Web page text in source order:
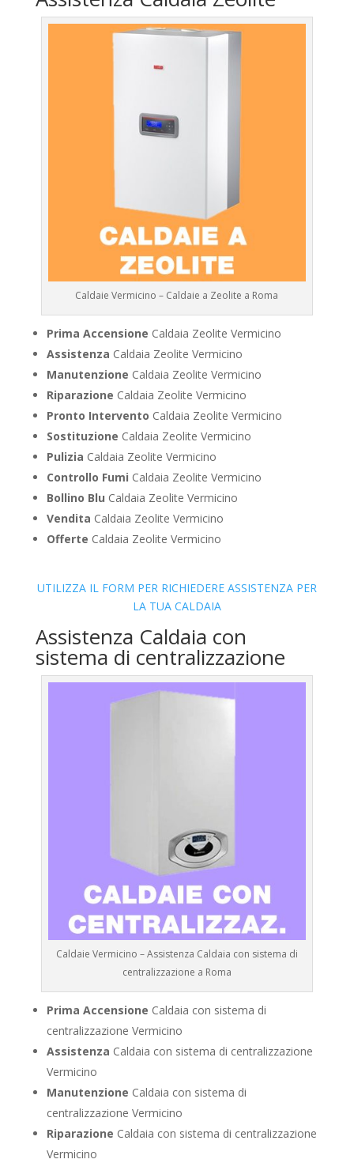
Caldaie Vermicino – Caldaie a Zeolite a Roma
Prima Accensione Caldaia Zeolite Vermicino
Assistenza Caldaia Zeolite Vermicino
Manutenzione Caldaia Zeolite Vermicino
Riparazione Caldaia Zeolite Vermicino
Pronto Intervento Caldaia Zeolite Vermicino
Sostituzione Caldaia Zeolite Vermicino
Pulizia Caldaia Zeolite Vermicino
Controllo Fumi Caldaia Zeolite Vermicino
Bollino Blu Caldaia Zeolite Vermicino
Vendita Caldaia Zeolite Vermicino
Offerte Caldaia Zeolite Vermicino
UTILIZZA IL FORM PER RICHIEDERE ASSISTENZA PER
LA TUA CALDAIA
Assistenza Caldaia con
sistema di centralizzazione
Caldaie Vermicino – Assistenza Caldaia con sistema di
centralizzazione a Roma
Prima Accensione Caldaia con sistema di
centralizzazione Vermicino
Assistenza Caldaia con sistema di centralizzazione
Vermicino
Manutenzione Caldaia con sistema di
centralizzazione Vermicino
Riparazione Caldaia con sistema di centralizzazione
Vermicino